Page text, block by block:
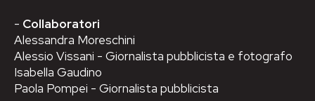
- Collaboratori
Alessandra Moreschini
Alessio Vissani - Giornalista pubblicista e fotografo
Isabella Gaudino
Paola Pompei - Giornalista pubblicista